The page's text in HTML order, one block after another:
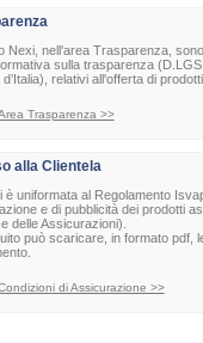
Nexi, nell'area Trasparenza,
sulla trasparenza
d’Italia), relativi all'offerta di
Trasparenza >>
alla Clientela
è uniformata al Regolamento
e di pubblicità dei prodotti
delle Assicurazioni).
può scaricare, in formato pdf,
di Assicurazione >>